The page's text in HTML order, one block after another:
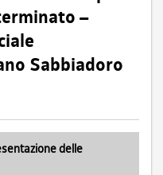
–
Sabbiadoro
delle